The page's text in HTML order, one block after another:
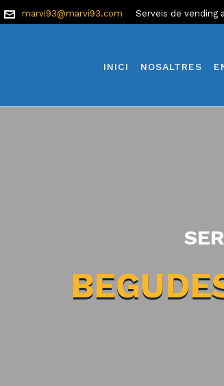
marvi93@marvi93.com Serveis de vending
INICI NOSALTRES